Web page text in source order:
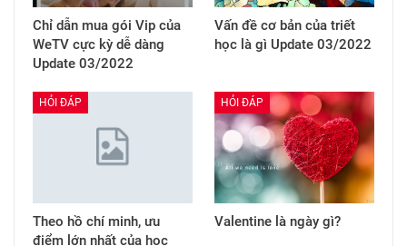
Chỉ dẫn mua gói Vip của
WeTV cực kỳ dễ dàng
Update 03/2022
Vấn đề cơ bản của triết
học là gì Update 03/2022
HỎI ĐÁP
Theo hồ chí minh, ưu
điểm lớn nhất của học
HỎI ĐÁP
Valentine là ngày gì?